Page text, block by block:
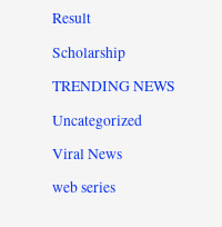
Result
Scholarship
TRENDING NEWS
Uncategorized
Viral News
web series